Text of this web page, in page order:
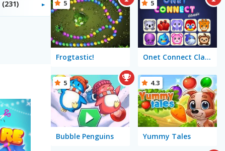
(231)
Frogtastic!
5
Onet Connect Classic
5
Bubble Penguins
5
Yummy Tales
4.3